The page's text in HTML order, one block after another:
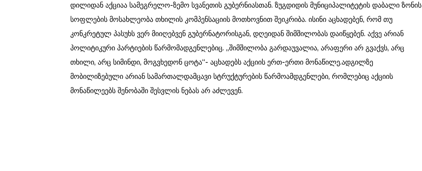
დილიდან აქციაა სამეგრელო-ზემო სვანეთის გუბერნიასთან. ზუგდიდის მუნიციპალიტეტის დაბალი ზონის
სოფლების მოსახლეობა თხილის კომპენსაციის მოთხოვნით შეიკრიბა. ისინი აცხადებენ, რომ თუ
კონკრეტულ პასუხს ვერ მიიღებვენ გუბერნატორისგან, დღეიდან შიმშილობას დაიწყებენ. აქვე არიან
პოლიტიკური პარტიების წარმომადგენლებიც. „შიმშილობა გარდაუვალია, არაფერი არ გვაქვს, არც
თხილი, არც სიმინდი, მოგვხედონ ცოტა“- აცხადებს აქციის ერთ-ერთი მონაწილე.ადგილზე
მობილიზებული არიან სამართალდამცავი სტრუქტურების წარმოამდგენლები, რომლებიც აქციის
მონაწილეებს შენობაში შესვლის ნებას არ აძლევენ.